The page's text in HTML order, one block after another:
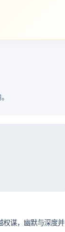
权谋，幽默与深度并